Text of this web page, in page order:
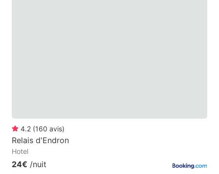
4.2 (160 avis)
Relais d'Endron
Hotel
24€ /nuit